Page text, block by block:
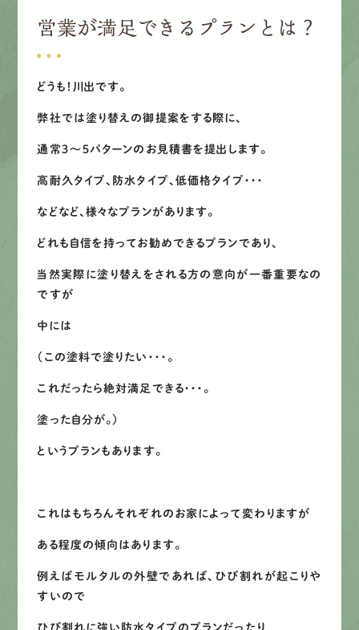
先輩インタビュー
有資格者が、無 料建 物診断いたします!!
定休日 日曜・祝日
営業が満足できるプランとは？
どうも！川出です。
弊社では塗り替えの御提案をする際に、
通常３～５パターンのお見積書を提出します。
高耐久タイプ、防水タイプ、低価格タイプ・・・
などなど、様々なプランがあります。
どれも自信を持ってお勧めできるプランであり、
当然実際に塗り替えをされる方の意向が一番重要なの
ですが
中には
（この塗料で塗りたい・・・。
これだったら絶対満足できる・・・。
塗った自分が。）
というプランもあります。
これはもちろんそれぞれのお家によって変わりますが
ある程度の傾向はあります。
例えばモルタルの外壁であれば、ひび割れが起こりや
すいので
ひび割れに強い防水タイプのプランだったり